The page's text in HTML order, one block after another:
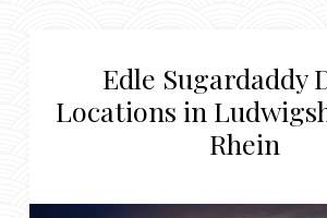
Edle Sugardaddy
Locations in
Rhein